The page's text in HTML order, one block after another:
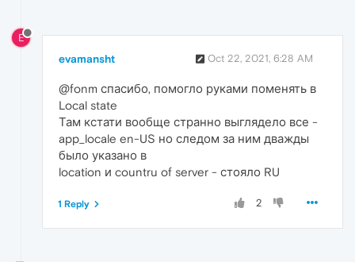
E
evamansht Oct 22, 2021, 6:28 AM
@fonm спасибо, помогло руками поменять в
Local state
Там кстати вообще странно выглядело все -
app_locale en-US но следом за ним дважды
было указано в
location и countru of server - стояло RU
2
1 Reply